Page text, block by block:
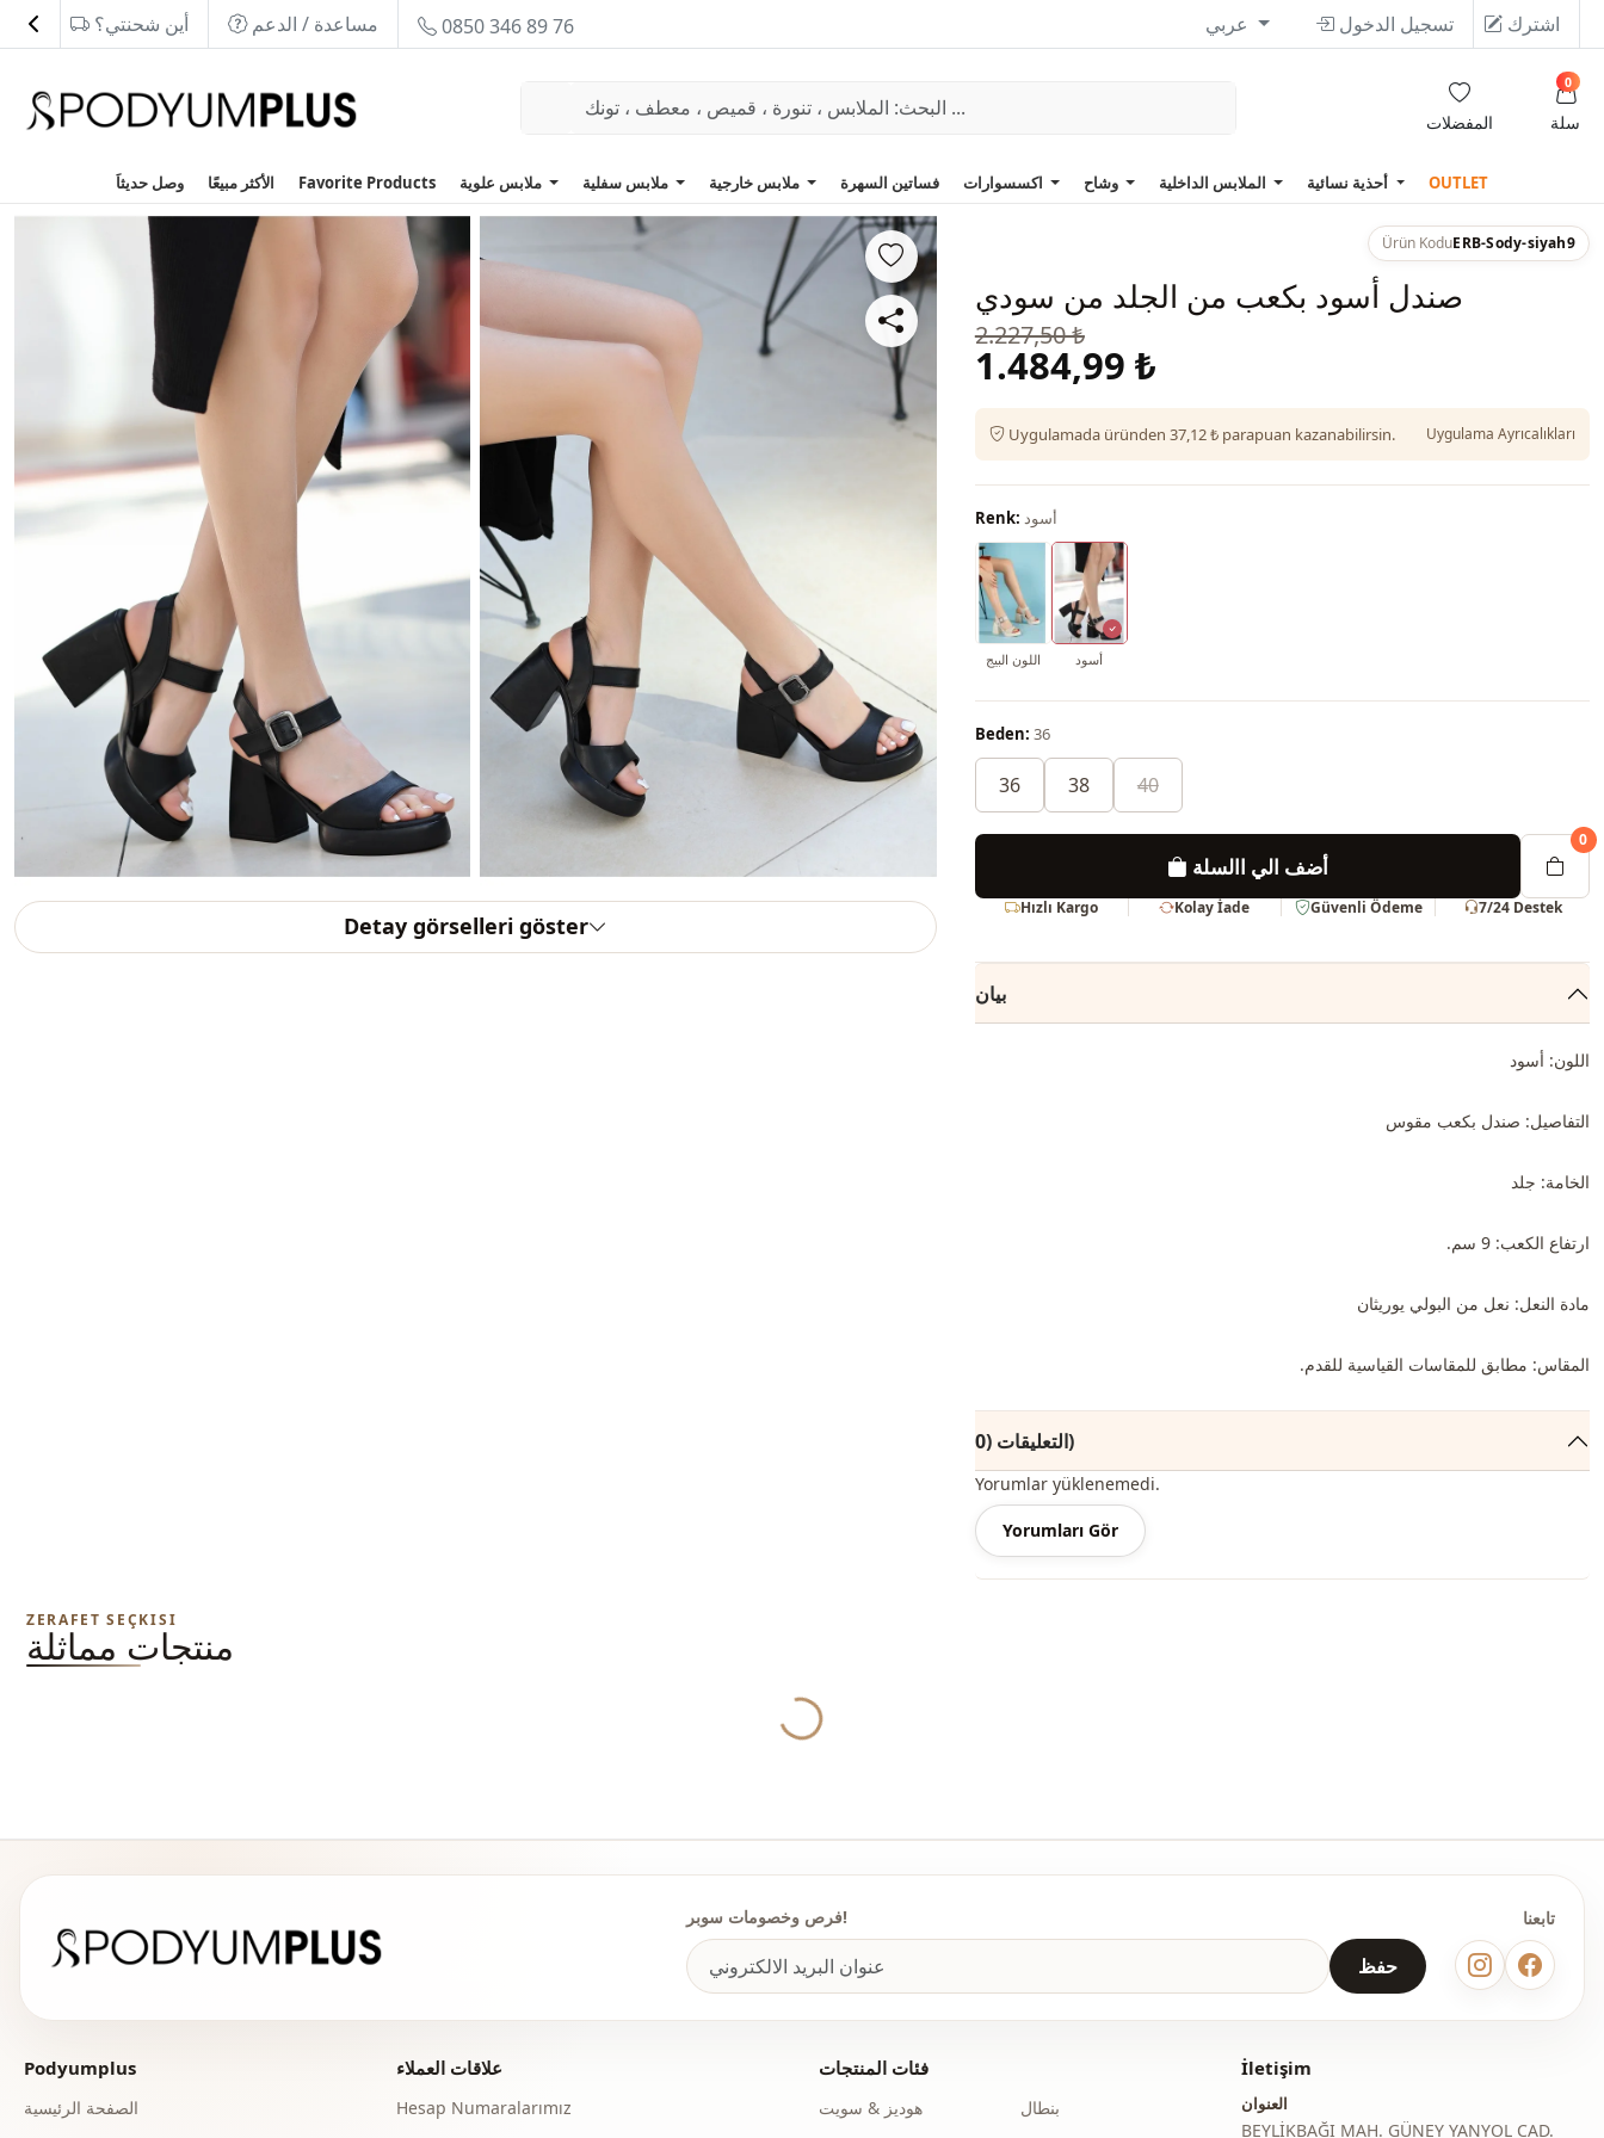
أين شحنتي؟ مساعدة / الدعم 0850 346 89 76 تسجيل الدخول اشترك
المفضلات سلة
0
وصل حديثاَ الأكثر مبيعًا Favorite Products ملابس علوية ملابس سفلية ملابس خارجية فساتين السهرة OUTLET
Detay görselleri göster
Ürün KoduERB-Sody-siyah9
صندل أسود بكعب من الجلد من سودي
2.227,50 ₺
1.484,99 ₺
Uygulamada üründen 37,12 ₺ parapuan kazanabilirsin. Uygulama Ayrıcalıkları
Renk: أسود
اللون البيج أسود
Beden: 36
36 38 40
أضف الي االسلة
0
Hızlı Kargo Kolay İade Güvenli Ödeme 7/24 Destek
بيان
اللون: أسود
التفاصيل: صندل بكعب مقوس
الخامة: جلد
ارتفاع الكعب: 9 سم.
مادة النعل: نعل من البولي يوريثان
المقاس: مطابق للمقاسات القياسية للقدم.
التعليقات (0)
Yorumlar yüklenemedi.
Yorumları Gör
ZERAFET SEÇKISI
منتجات مماثلة
Yukleniyor...
فرص وخصومات سوبر!
حفظ
تابعنا
Podyumplus
الصفحة الرئيسية
علاقات العملاء
Hesap Numaralarımız
فئات المنتجات
هوديز & سويت
بنطال
İletişim
العنوان
BEYLİKBAĞI MAH. GÜNEY YANYOL CAD.